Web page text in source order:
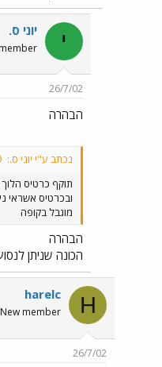
י יוני ס.
26/7/02
הבהרה
נכתב ע"י יוני ס.:
תוקף כרטיס
מוגבל בקופה
הבהרה
הכונה שניתן
H
harelc
New member
26/7/02